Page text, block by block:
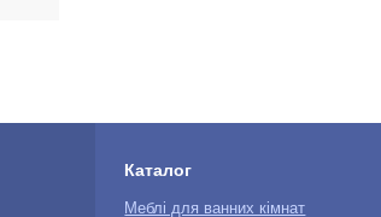
Каталог
Меблі для ванних кімнат